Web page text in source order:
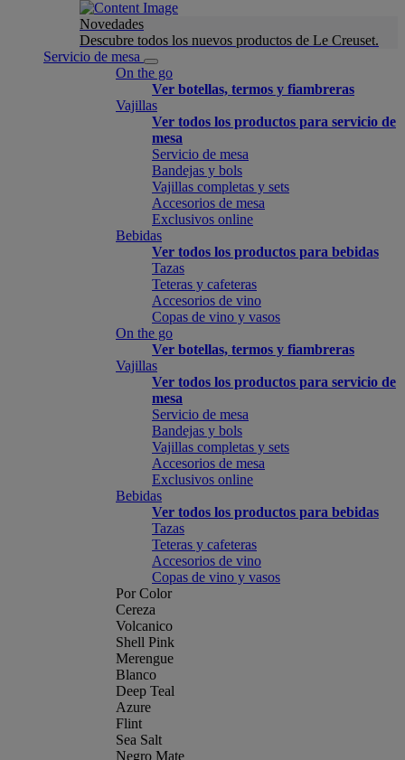
Novedades
Descubre todos los nuevos productos de Le Creuset.
Servicio de mesa
On the go
Ver botellas, termos y fiambreras
Vajillas
Ver todos los productos para servicio de
mesa
Servicio de mesa
Bandejas y bols
Vajillas completas y sets
Accesorios de mesa
Exclusivos online
Bebidas
Ver todos los productos para bebidas
Tazas
Teteras y cafeteras
Accesorios de vino
Copas de vino y vasos
On the go
Ver botellas, termos y fiambreras
Vajillas
Ver todos los productos para servicio de
mesa
Servicio de mesa
Bandejas y bols
Vajillas completas y sets
Accesorios de mesa
Exclusivos online
Bebidas
Ver todos los productos para bebidas
Tazas
Teteras y cafeteras
Accesorios de vino
Copas de vino y vasos
Por Color
Cereza
Volcanico
Shell Pink
Merengue
Blanco
Deep Teal
Azure
Flint
Sea Salt
Negro Mate